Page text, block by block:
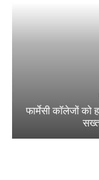
फार्मेसी कॉलेजों को